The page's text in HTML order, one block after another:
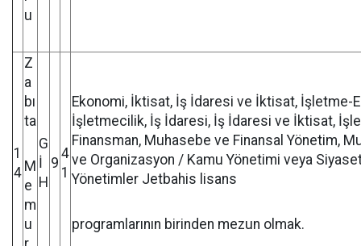
u
1
4
Z
a
bı
ta
M
e
m
u
G
İ
H
9
4
1
Ekonomi, İktisat, İş İdaresi ve İktisat,
İşletmecilik, İş İdaresi, İş İdaresi ve İktisat,
Finansman, Muhasebe ve Finansal Yönetim,
ve Organizasyon / Kamu Yönetimi veya
Yönetimler Jetbahis lisans
programlarının birinden mezun olmak.